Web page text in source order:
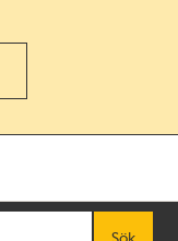
Sök